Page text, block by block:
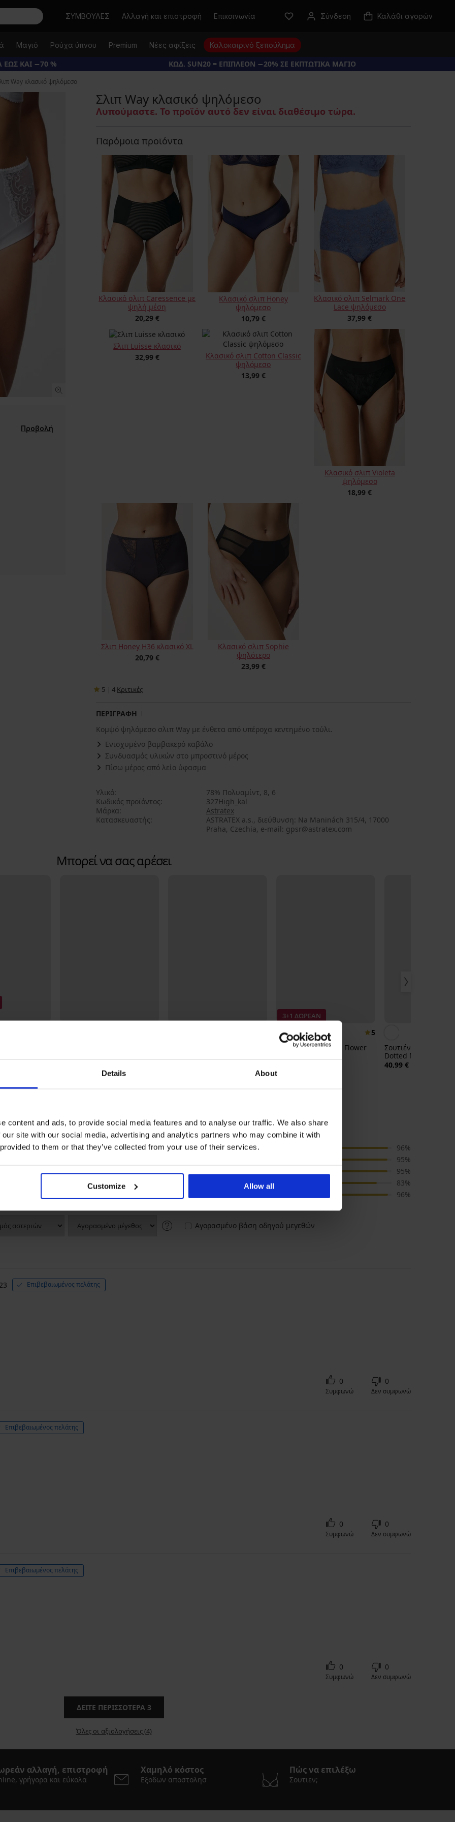
Details About
content and ads, to provide social media features and to analyse our traffic. We also share
site with our social media, advertising and analytics partners who may combine it with
to them or that they’ve collected from your use of their services.
Customize Allow all
Αναζήτηση
ΣΥΜΒΟΥΛΕΣ Αλλαγή και επιστροφή Επικοινωνία Σύνδεση Καλάθι αγορών
Μαγιό Ρούχα ύπνου Premium Νέες αφίξεις Καλοκαιρινό ξεπούλημα
ΚΑΙ −70 % ΚΩΔ. SUN20 = ΕΠΙΠΛΕΟΝ −20% ΣΕ ΕΚΠΤΩΤΙΚΑ ΜΑΓΙΟ
Way κλασικό ψηλόμεσο
Προβολή
Σλιπ Way κλασικό ψηλόμεσο
Λυπούμαστε. Το προϊόν αυτό δεν είναι διαθέσιμο τώρα.
Παρόμοια προϊόντα
Κλασικό σλιπ Caressence με
ψηλή μέση
20,29 €
Κλασικό σλιπ Honey
ψηλόμεσο
10,79 €
Κλασικό σλιπ Selmark One
Lace ψηλόμεσο
37,99 €
Σλιπ Luisse κλασικό
32,99 €
Κλασικό σλιπ Cotton Classic
ψηλόμεσο
13,99 €
Κλασικό σλιπ Violeta
ψηλόμεσο
18,99 €
Σλιπ Honey H36 κλασικό XL
20,79 €
Κλασικό σλιπ Sophie
ψηλότερο
23,99 €
5 4 Κριτικές
ΠΕΡΙΓΡΑΦΗ
Κομψό ψηλόμεσο σλιπ Way με ένθετα από υπέροχα κεντημένο τούλι.
Ενισχυμένο βαμβακερό καβάλο
Συνδυασμός υλικών στο μπροστινό μέρος
Πίσω μέρος από λείο ύφασμα
Υλικό
78% Πολυαμίντ, 8, 6
Κωδικός προϊόντος
327High_kal
Μάρκα
Astratex
Κατασκευαστής
ASTRATEX a.s., διεύθυνση: Na Maninách 315/4, 17000
Praha, Czechia, e-mail: gpsr@astratex.com
Μπορεί να σας αρέσει
Grace New
Σουτιέν Maia 4D Soft Control
Deluxe ενισχυμένο
3+1 ΔΩΡΕΑΝ
5
Brazil σλιπ Delicate Flower
Σουτιέν Spacer
Dotted Mesh II
40,99 €
ΠΡΟΪΟΝΤΟΣ Σλιπ Way κλασικό ψηλόμεσο
5
4x
3
2
96%
95%
95%
Τιμή
83%
96%
Αγορασμένο βάση οδηγού μεγεθών
Επιβεβαιωμένος πελάτης
0
Συμφωνώ
0
Δεν συμφωνώ
Επιβεβαιωμένος πελάτης
0
Συμφωνώ
0
Δεν συμφωνώ
Επιβεβαιωμένος πελάτης
0
Συμφωνώ
0
Δεν συμφωνώ
ΔΕΊΤΕ ΠΕΡΙΣΣΌΤΕΡΑ 3
Όλες οι αξιολογήσεις (4)
αλλαγή, επιστροφή
γρήγορα και εύκολα
Χαμηλό κόστος
Εξοδων αποστολησ
Πώς να επιλέξω
Σουτιεν;